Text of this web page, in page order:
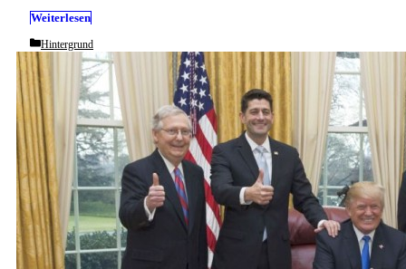
Weiterlesen
Categories
Hintergrund